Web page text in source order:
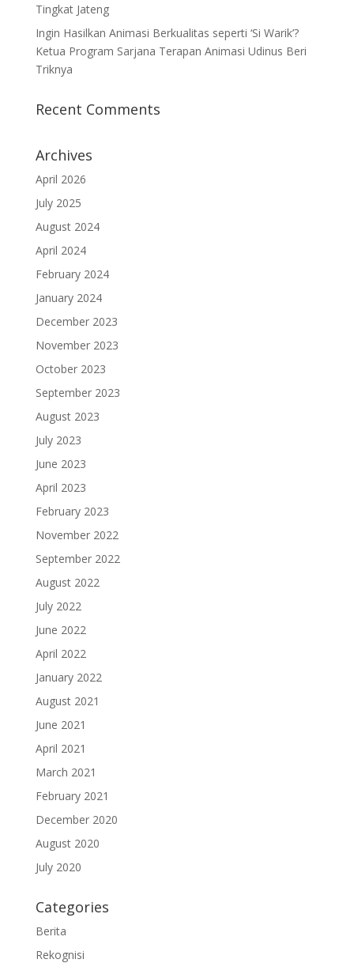
Tingkat Jateng
Ingin Hasilkan Animasi Berkualitas seperti ‘Si Warik’?
Ketua Program Sarjana Terapan Animasi Udinus Beri
Triknya
Recent Comments
Archives
April 2026
July 2025
August 2024
April 2024
February 2024
January 2024
December 2023
November 2023
October 2023
September 2023
August 2023
July 2023
June 2023
April 2023
February 2023
November 2022
September 2022
August 2022
July 2022
June 2022
April 2022
January 2022
August 2021
June 2021
April 2021
March 2021
February 2021
December 2020
August 2020
July 2020
Categories
Berita
Rekognisi